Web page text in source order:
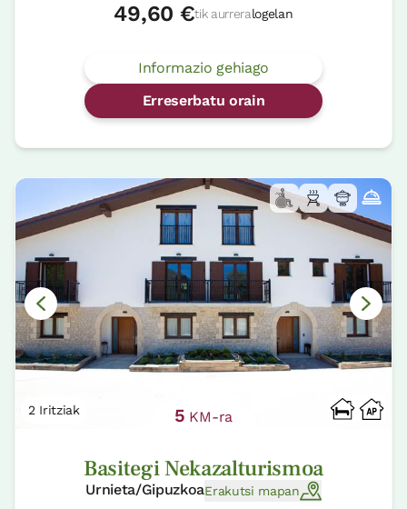
49,60 €tik aurreralogelan
Informazio gehiago
Erreserbatu orain
2 Iritziak 5 KM-ra
Basitegi Nekazalturismoa
Urnieta/GipuzkoaErakutsi mapan